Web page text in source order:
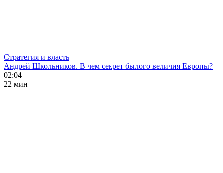
Стратегия и власть
Андрей Школьников. В чем секрет былого величия Европы?
02:04
22 мин